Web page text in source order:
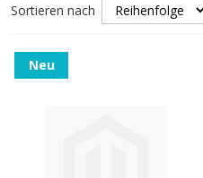
Sortieren nach
Neu